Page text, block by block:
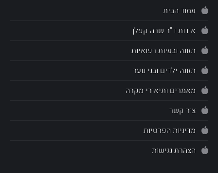
עמוד הבית
אודות ד"ר שרה קפלן
תזונה ובעיות רפואיות
תזונה ילדים ובני נוער
מאמרים ותיאורי מקרה
צור קשר
מדיניות הפרטיות
הצהרת נגישות